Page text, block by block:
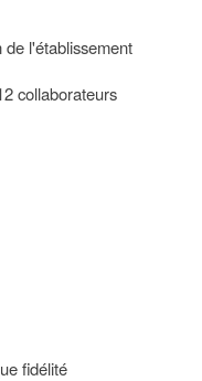
l'établissement
collaborateurs
fidélité